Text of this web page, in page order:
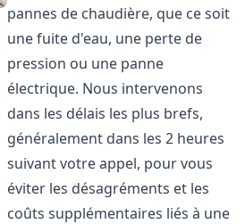
pannes de chaudière, que ce soit
une fuite d'eau, une perte de
pression ou une panne
électrique. Nous intervenons
dans les délais les plus brefs,
généralement dans les 2 heures
suivant votre appel, pour vous
éviter les désagréments et les
coûts supplémentaires liés à une